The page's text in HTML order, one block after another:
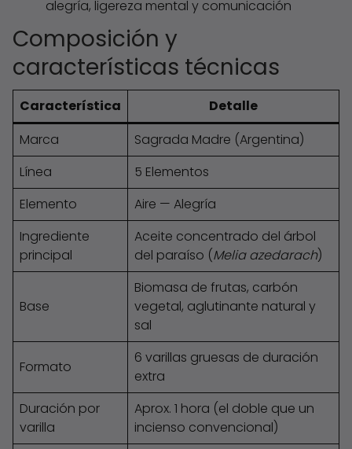
alegría, ligereza mental y comunicación
Composición y
características técnicas
Característica
Detalle
Marca
Sagrada Madre (Argentina)
Línea
5 Elementos
Elemento
Aire — Alegría
Ingrediente
principal
Aceite concentrado del árbol
del paraíso (Melia azedarach)
Base
Biomasa de frutas, carbón
vegetal, aglutinante natural y
sal
Formato
6 varillas gruesas de duración
extra
Duración por
varilla
Aprox. 1 hora (el doble que un
incienso convencional)